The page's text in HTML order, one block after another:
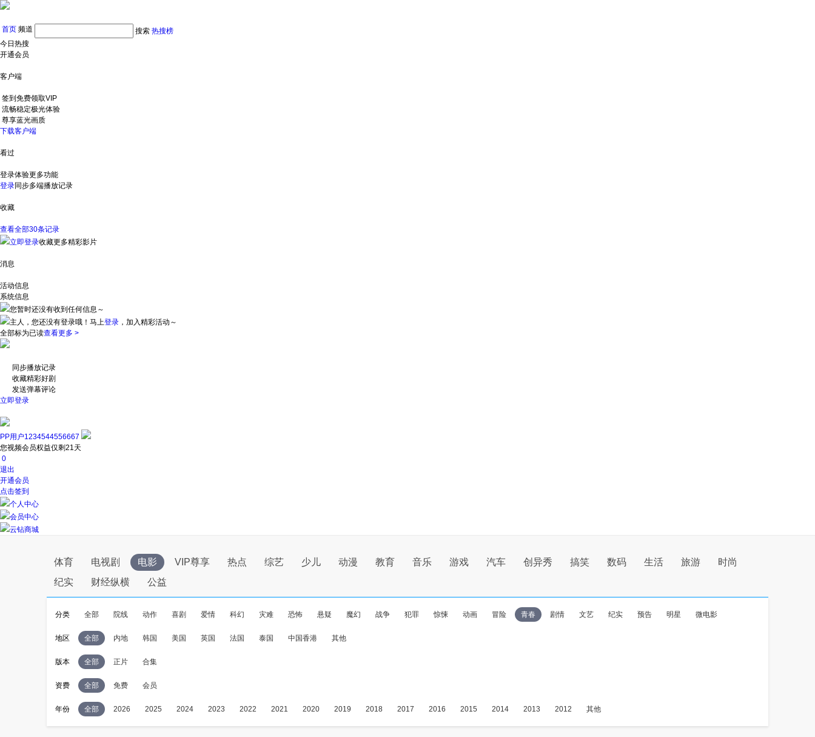
首页 频道 搜索 热搜榜
今日热搜
开通会员
客户端
签到免费领取VIP
流畅稳定极光体验
尊享蓝光画质
下载客户端
看过
登录体验更多功能
登录同步多端播放记录
收藏
查看全部30条记录
立即登录收藏更多精彩影片
消息
活动信息
系统信息
您暂时还没有收到任何信息～
主人，您还没有登录哦！ 马上登录 ，加入精彩活动～
全部标为已读查看更多 >
同步播放记录
收藏精彩好剧
发送弹幕评论
立即登录
PP用户1234544556667
您视频会员权益仅剩21天
0
退出
开通会员
点击签到
个人中心
会员中心
云钻商城
体育 电视剧 电影 VIP尊享 热点 综艺 少儿 动漫 教育 音乐 游戏 汽车 创异秀 搞笑 数码 生活 旅游
时尚
纪实
财经纵横 公益
分类 全部 院线 动作 喜剧 爱情 科幻 灾难 恐怖 悬疑 魔幻 战争 犯罪 惊悚 动画 冒险 青春 剧情 文艺 纪实 预告 明星 微电影
地区 全部 内地 韩国 美国 英国 法国 泰国 中国香港 其他
版本 全部 正片 合集
资费 全部 免费 会员
年份 全部 2026 2025 2024 2023 2022 2021 2020 2019 2018 2017 2016 2015 2014 2013 2012 其他